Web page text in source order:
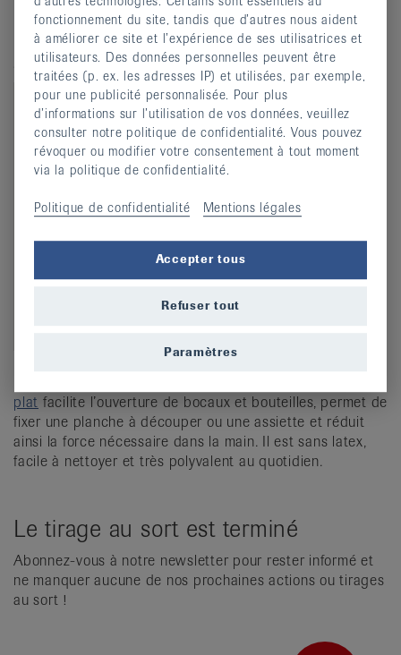
sécurité, aussi chez soi.
3e prix : Dessous-de-plat antidérapant
plat facilite l’ouverture de bocaux et bouteilles, permet de
fixer une planche à découper ou une assiette et réduit
ainsi la force nécessaire dans la main. Il est sans latex,
facile à nettoyer et très polyvalent au quotidien.
Le tirage au sort est terminé
Abonnez-vous à notre newsletter pour rester informé et
ne manquer aucune de nos prochaines actions ou tirages
au sort !
fonctionnement du site, tandis que d’autres nous aident
à améliorer ce site et l’expérience de ses utilisatrices et
utilisateurs. Des données personnelles peuvent être
traitées (p. ex. les adresses IP) et utilisées, par exemple,
pour une publicité personnalisée. Pour plus
d’informations sur l’utilisation de vos données, veuillez
consulter notre politique de confidentialité. Vous pouvez
révoquer ou modifier votre consentement à tout moment
via la politique de confidentialité.
Politique de confidentialité Mentions légales
Accepter tous
Refuser tout
Paramètres